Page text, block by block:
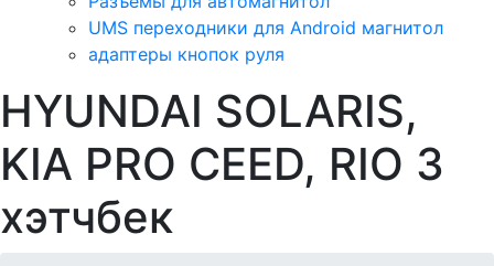
UMS переходники для Android магнитол
адаптеры кнопок руля
HYUNDAI SOLARIS,
KIA PRO CEED, RIO 3
хэтчбек